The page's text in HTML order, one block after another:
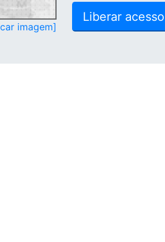
imagem]